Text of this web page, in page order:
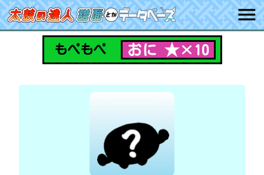
もぺもぺ おに ★×10